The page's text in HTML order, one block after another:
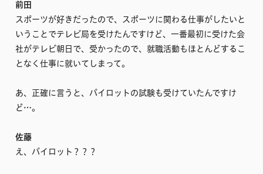
前田
スポーツが好きだったので、スポーツに関わる仕事がしたいと
いうことでテレビ局を受けたんですけど、一番最初に受けた会
社がテレビ朝日で、受かったので、就職活動もほとんどするこ
となく仕事に就いてしまって。
あ、正確に言うと、パイロットの試験も受けていたんですけ
ど…。
佐藤
え、パイロット？？？